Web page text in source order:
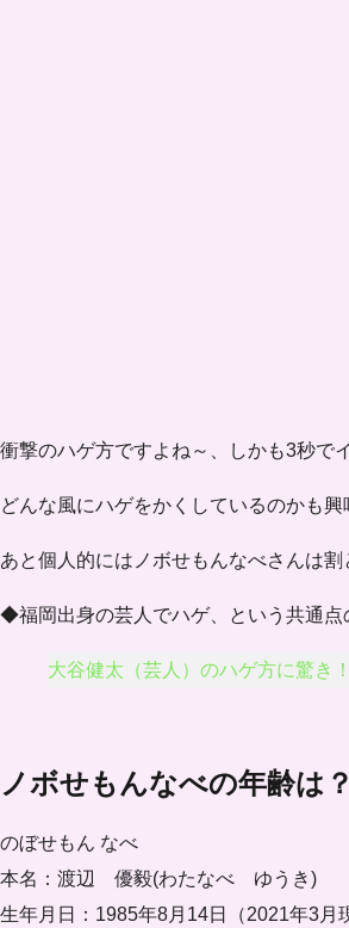
衝撃のハゲ方ですよね～、しかも3秒で
どんな風にハゲをかくしているのかも
あと個人的にはノボせもんなべさんは
◆福岡出身の芸人でハゲ、という共通点
大谷健太（芸人）のハゲ方に驚き
ノボせもんなべの年齢は
のぼせもん なべ
本名：渡辺 優毅(わたなべ ゆうき)
生年月日：1985年8月14日（2021年3月